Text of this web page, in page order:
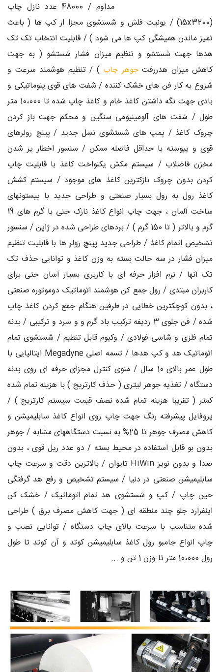
مداوم / 48000 عدد نازل چاپ
(15x3200) / یونیت فلش و شستشوی مجزا از کپ ها ( باعث
تمیز ماندن همیشگی کپ ها می شود ) / قابلیت انتخاب تک تک
هدها جهت شستشو و تنظیم میزان فشار شستشو ( به جهت
کاهش میزان هدررفتجوهر چاپ) / تنظیم هوشمند سرعت و
شروع به کار فن های خشک کننده / شفت های قوی پنوماتیکی و
بادی جهت نگه داشتن کاغذ خام و کاغذ چاپ شده تا 10،000 متر
طول / شفت های آلومینیومی سنگین و محکم جهت باز کردن
چروک کاغذ / پمپ های شستشوی نسل جدید / پینچ رولرهای
قوی و پیوسته با حداقل فاصله ممکن / سنسور اخطار پر شدن
مخزن فاضلاب / سیستم مکش یکنواخت کاغذ با قابلیت چاپ
کردن بدون چروک نازکترین کاغذ های موجود / سیستم کشش
کاغذ رول به رول بسیار صنعتی و طراحی جدید با پیستونهای
ساخت آلمان ، جهت چاپ انواع کاغذ نازک حتی با گرم های 19
گرم و بالاتر ( تا 150 گرم ) / بردهای طراحی شده در ژاپن / سنسور
تشخیص اتمام کاغذ / طراحی جدید پینچ رولر ها با قابلیت تنظیم
میزان فشار در سه حالت بسته به وزن کاغذ و توانایی حذف تک
تک آنها / نرم افزار حرفه ای با کاربری بسیار آسان حتی برای
کاربران مبتدی / رول جمع کن هوشمند اتوماتیک دوموتوره صنعتی
، بدون کوچکترین خطایی در طرفین هنگام جمع کردن کاغذ چاپ
شده / فن جلوی 3 ردیفه ترکیب باد گرم و و سرد و ترکیبی / بدنه
تمام فلزی و شاسی فولادی / وکیوم قابل تنظیم / شستشوی تمام
اتوماتیک هد و کپ هدها / تسمه اصلی Megadyne ایتالیایی با
طول عمر بالای 10 سال / منوی کنترل مجزای حرفه ای روی بدنه
دستگاه / تغذیه جوهر لیتری ( حذف کارتریج ) با هزینه تمام شده
کمتر ( تقریبا هزینه تمام شده نصف قیمت سیستم کارتریج ) /
پروفایل پیشرفته رنگ جهت چاپ روی انواع کاغذ سابلیمیشن و
کاهش مصرف جوهر تا 25% به نسبت دستگاههای مشابه / جوهر
بدون بو قابل استفاده در محیط بسته / دو عدد ریل قوی ، بدون
صدا و بدون نویز HiWin تایوان / بالاترین دقت و سرعت چاپ
سابلیمیشن صنعتی در دنیا / سیستم تشخیص و رفع هد گرفتگی
حین چاپ / کپ و شستشوی هد تمام اتوماتیک / خشک کن
اینفرارد جلو چند منطقه ای ( جهت کاهش مصرف برق ) طراحی
شده متناسب با سرعت بالای چاپ دستگاه / توانایی نصب و
چاپ انواع جامبو رول کاغذ سابلیمیشن کوتد و آن کوتد تا طول
رول 10،000 متر تا وزن 1 تن و ...